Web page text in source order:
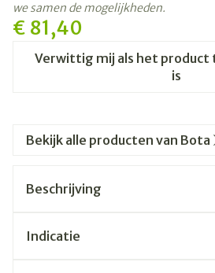
€ 81,40
Verwittig mij als het product
is
we samen de mogelijkheden.
Bekijk alle producten van Bota
Beschrijving
Indicatie